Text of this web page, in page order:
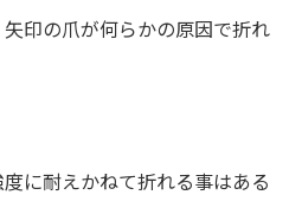
印の爪が何らかの原因で折れ
に耐えかねて折れる事はある